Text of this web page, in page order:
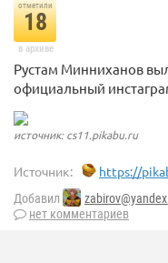
отметили
18
в архиве
Рустам Минниханов
официальный
источник: cs11.pikabu.ru
Источник: https://
Добавил
нет комментариев